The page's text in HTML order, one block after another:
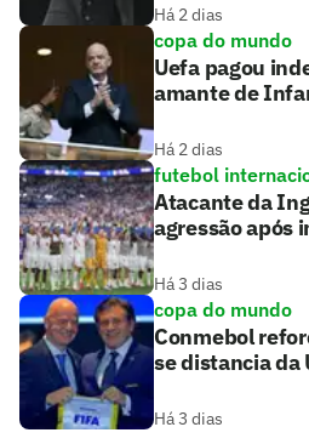
Há 2 dias
copa do mundo
Uefa pagou
amante de
Há 2 dias
futebol
Atacante da
agressão após
Há 3 dias
copa do mundo
Conmebol
se distancia da
Há 3 dias